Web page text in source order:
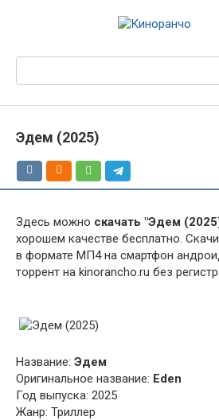
Эдем (2025)
Здесь можно скачать "Эдем
хорошем качестве бесплатно.
в формате МП4 на смартфон
торрент на kinorancho.ru без
Название: Эдем
Оригинальное название: Eden
Год выпуска: 2025
Жанр: Триллер